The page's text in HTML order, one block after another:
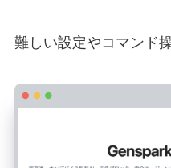
難しい設定やコマンド